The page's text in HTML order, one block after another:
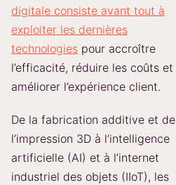
digitale consiste avant tout à
exploiter les dernières
technologies pour accroître
l’efficacité, réduire les coûts et
améliorer l’expérience client.
De la fabrication additive et de
l’impression 3D à l’intelligence
artificielle (AI) et à l’internet
industriel des objets (IIoT), les